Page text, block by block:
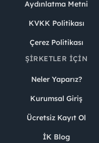
Aydınlatma Metni
KVKK Politikası
Çerez Politikası
ŞIRKETLER İÇIN
Neler Yaparız?
Kurumsal Giriş
Ücretsiz Kayıt Ol
İK Blog